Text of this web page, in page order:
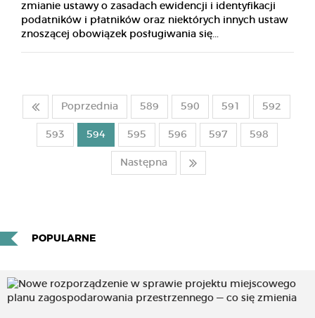
zmianie ustawy o zasadach ewidencji i identyfikacji
podatników i płatników oraz niektórych innych ustaw
znoszącej obowiązek posługiwania się...
Poprzednia 589 590 591 592
593 594 595 596 597 598
Następna
POPULARNE